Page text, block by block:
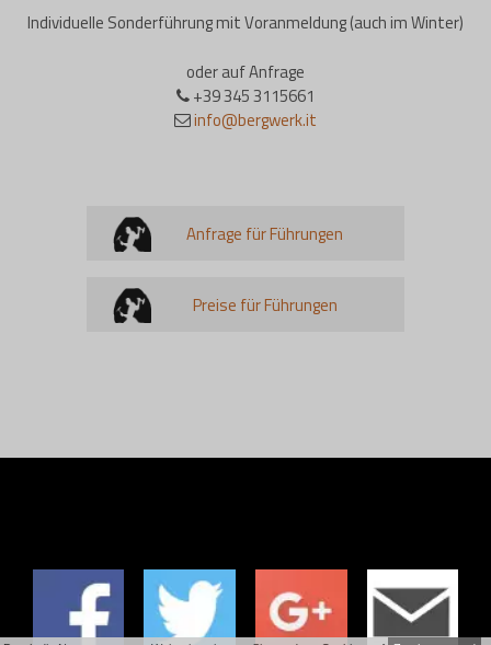
Individuelle Sonderführung mit Voranmeldung (auch im Winter)
oder auf Anfrage
+39 345 3115661
info@bergwerk.it
Anfrage für Führungen
Preise für Führungen